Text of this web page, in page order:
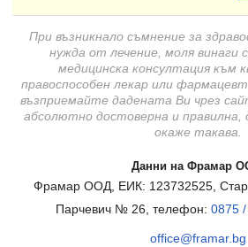
При възникнало съмнение за
нужда от лечение, моля винаги
медицинска консултация към
правоспособен лекар или
възприемайте дадената Ви чрез
абсолютно достоверна и
окаже такава.
Данни на Фрамар
Фрамар ООД, ЕИК: 123732525,
Парчевич № 26, телефон: 0875
office@framar.bg